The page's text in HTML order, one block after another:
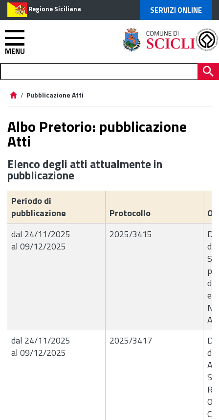
Regione Siciliana SERVIZI ONLINE
MENU
/ Pubblicazione Atti
Albo Pretorio: pubblicazione
Atti
Elenco degli atti attualmente in
pubblicazione
Periodo di
pubblicazione
Protocollo
dal 24/11/2025
al 09/12/2025
2025/3415
e
dal 24/11/2025
al 09/12/2025
2025/3417